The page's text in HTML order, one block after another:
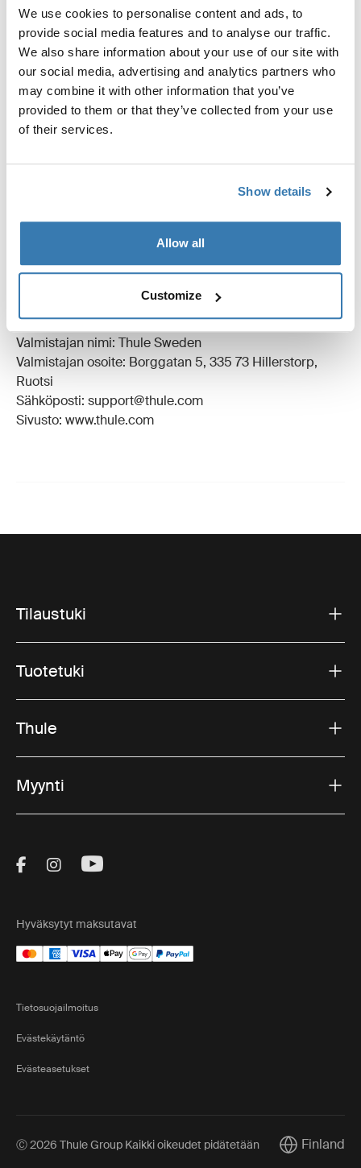
We use cookies to personalise content and ads, to
provide social media features and to analyse our traffic.
We also share information about your use of our site with
our social media, advertising and analytics partners who
may combine it with other information that you’ve
provided to them or that they’ve collected from your use
of their services.
Show details
Allow all
Customize
Toggle features
Kaikki ominaisuudet
Toggle techspec
Tekniset tiedot
Arvostelut
Valmistustiedot
Tavaramerkin rekisteröinti: Thule Sweden AB
Valmistajan nimi: Thule Sweden
Valmistajan osoite: Borggatan 5, 335 73 Hillerstorp,
Ruotsi
Sähköposti: support@thule.com
Sivusto: www.thule.com
Tilaustuki
Tuotetuki
Thule
Myynti
Visit Thule on Facebook (external link)
Visit Thule on Instagram (external link)
Visit Thule on Youtube (external
Hyväksytyt maksutavat
Tietosuojailmoitus
Evästekäytäntö
Evästeasetukset
Ⓒ 2026 Thule Group Kaikki oikeudet pidätetään CurrentFinland